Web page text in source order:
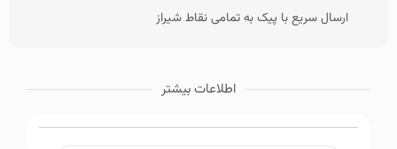
ارسال سریع با پیک به تمامی نقاط شیراز
اطلاعات بیشتر